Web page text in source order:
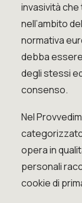
invasività
nell’ambito
normativa
debba
degli stessi
consenso.
Nel
opera in
personali
cookie di